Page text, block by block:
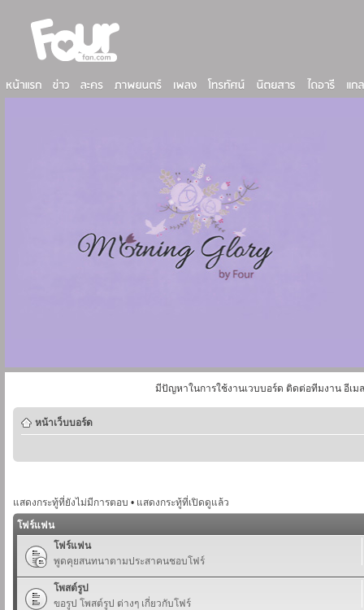
มีปัญหาในการใช้งานเวบบอร์ด ติดต่อทีมงาน อีเม
หน้าเว็บบอร์ด
แสดงกระทู้ที่ยังไม่มีการตอบ • แสดงกระทู้ที่เปิดดูแล้ว
โฟร์แฟน
โฟร์แฟน
พูดคุยสนทนาตามประสาคนชอบโฟร์
โพสต์รูป
ขอรูป โพสต์รูป ต่างๆ เกี่ยวกับโฟร์